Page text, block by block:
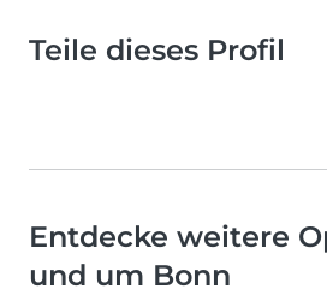
Teile dieses Profil
Entdecke weitere
und um Bonn